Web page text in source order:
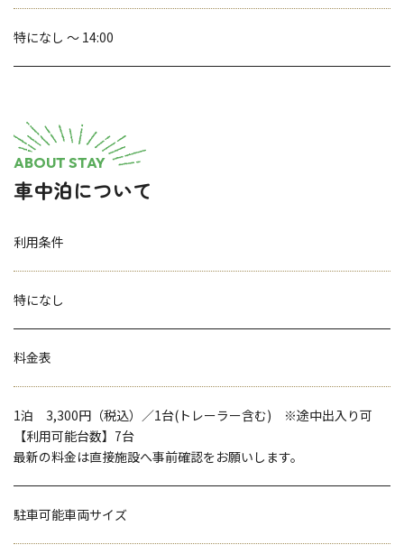
特になし ～ 14:00
ABOUT STAY
車中泊について
利用条件
特になし
料金表
1泊 3,300円（税込）／1台(トレーラー含む) ※途中出入り可
【利用可能台数】7台
最新の料金は直接施設へ事前確認をお願いします。
駐車可能車両サイズ